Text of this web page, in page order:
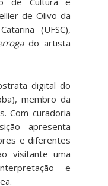
de Olivo da
(UFSC),
do artista
digital do
membro da
Com curadoria
apresenta
e diferentes
visitante uma
e